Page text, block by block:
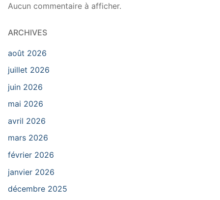
Aucun commentaire à afficher.
ARCHIVES
août 2026
juillet 2026
juin 2026
mai 2026
avril 2026
mars 2026
février 2026
janvier 2026
décembre 2025